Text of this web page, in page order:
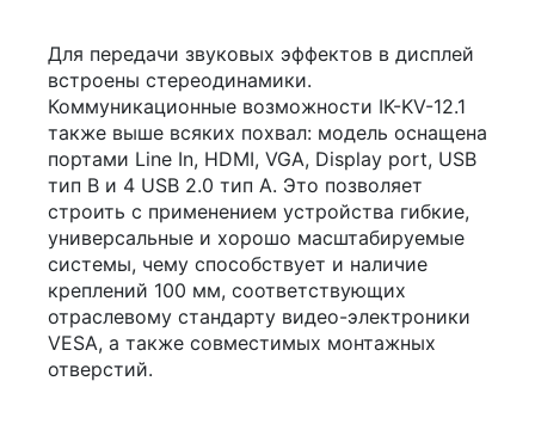
Для передачи звуковых эффектов в дисплей
встроены стереодинамики.
Коммуникационные возможности IK-KV-12.1
также выше всяких похвал: модель оснащена
портами Line In, HDMI, VGA, Display port, USB
тип B и 4 USB 2.0 тип A. Это позволяет
строить с применением устройства гибкие,
универсальные и хорошо масштабируемые
системы, чему способствует и наличие
креплений 100 мм, соответствующих
отраслевому стандарту видео-электроники
VESA, а также совместимых монтажных
отверстий.